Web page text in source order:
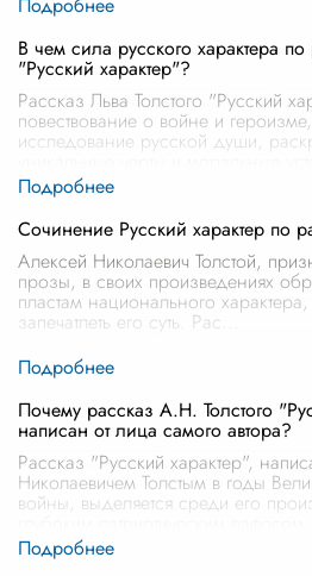
В чем сила русского характера по
"Русский характер"?
Рассказ Льва Толстого "Русский
повествование о войне и
исследование русской души,
Сочинение Русский характер по
Алексей Николаевич Толстой,
прозы, в своих произведениях
пластам национального характера,
запечатлеть его суть. Рас
Почему рассказ А.Н. Толстого
написан от лица самого автора?
Рассказ "Русский характер",
Николаевичем Толстым в годы
войны, выделяется среди его